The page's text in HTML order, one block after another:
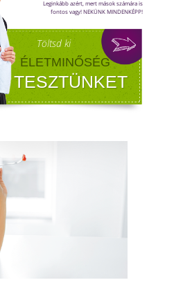
VÁLTOZÓKOR - A
LÁSD MEG
hogy a változókor csak a
érinti. Valójában a férfiaknál is
a tesztoszteronszint fokozatos
amit andropauzának vagy
is? Hogyan tudod megállítani?
lehetőségeket rejt? Olvass tovább!